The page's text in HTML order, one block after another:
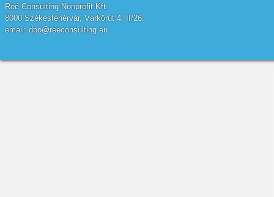
Reé Consulting Nonprofit Kft.
8000 Székesfehérvár, Várkörút 4. II/26.
email: dpo@reeconsulting.eu